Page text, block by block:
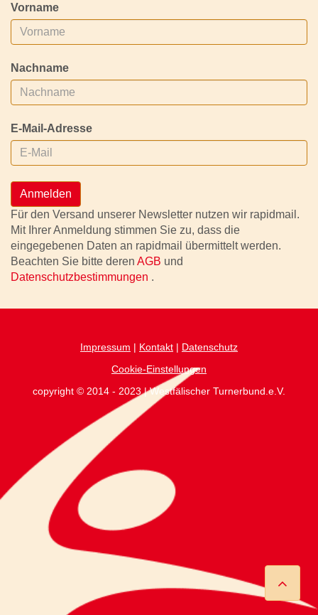
Vorname
Nachname
E-Mail-Adresse
Anmelden
Für den Versand unserer Newsletter nutzen wir rapidmail.
Mit Ihrer Anmeldung stimmen Sie zu, dass die
eingegebenen Daten an rapidmail übermittelt werden.
Beachten Sie bitte deren AGB und
Datenschutzbestimmungen .
Impressum | Kontakt | Datenschutz
Cookie-Einstellungen
copyright © 2014 - 2023 | Westfälischer Turnerbund.e.V.